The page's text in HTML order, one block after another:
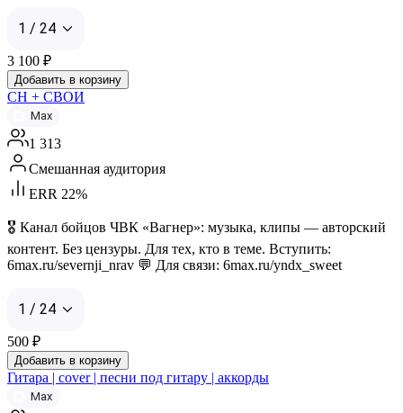
1 / 24
3 100 ₽
Добавить в корзину
СН + СВОИ
Max
1 313
Смешанная аудитория
ERR 22%
🎖️ Канал бойцов ЧВК «Вагнер»: музыка, клипы — авторский
контент. Без цензуры. Для тех, кто в теме. Вступить:
6max.ru/severnji_nrav 💬 Для связи: 6max.ru/yndx_sweet
1 / 24
500 ₽
Добавить в корзину
Гитара | cover | песни под гитару | аккорды
Max